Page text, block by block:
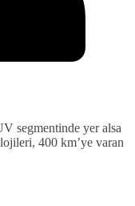
segmentinde yer alsa
400 km’ye varan